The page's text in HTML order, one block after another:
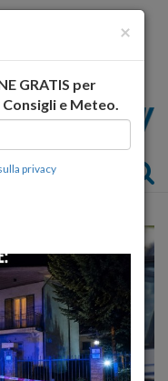
×
GRATIS per
e Meteo.
privacy